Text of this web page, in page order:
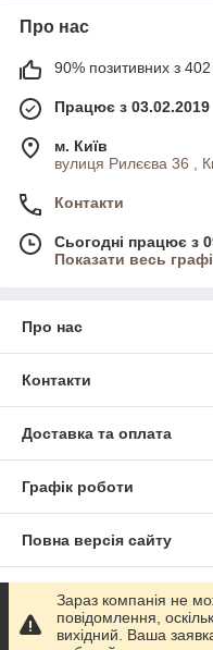
Про нас
90% позитивних з 402
Працює з 03.02.2019
м. Київ
вулиця Рилєєва 36 ,
Контакти
Сьогодні працює з
Показати весь
Про нас
Контакти
Доставка та оплата
Графік роботи
Повна версія сайту
Сайт створено на
Зараз компанія не
повідомлення,
вихідний. Ваша